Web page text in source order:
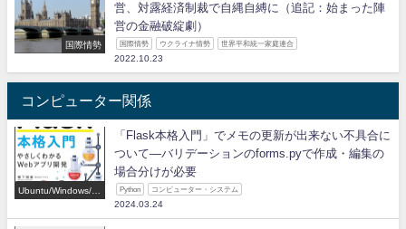
国際情勢
営、対露経済制裁で自縄自縛に（追記：始まった陣
営の金融破綻劇）
国際情勢 ウクライナ情勢 世界平和統一家庭連合
2022.10.23
コンピューター関係
Ubuntu/Windows/P
「Flask本格入門」でメモの更新が出来ない不具合に
ついて―バリデーションのforms.pyで作成・編集の
場合分けが必要
Python コンピューター・システム
2024.03.24